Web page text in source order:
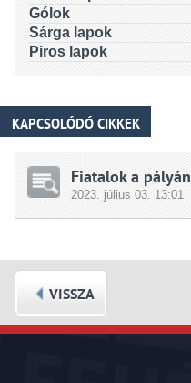
Gólok
Sárga lapok
Piros lapok
KAPCSOLÓDÓ CIKKEK
Fiatalok a pályán
2023.július 03. 13:01
VISSZA